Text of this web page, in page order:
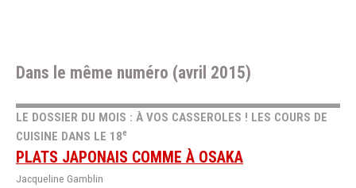
Dans le même numéro (avril 2015)
LE DOSSIER DU MOIS : À VOS CASSEROLES ! LES COURS DE
CUISINE DANS LE 18e
PLATS JAPONAIS COMME À OSAKA
Jacqueline Gamblin